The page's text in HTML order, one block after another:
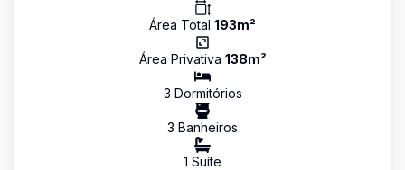
Área Total 193m²
Área Privativa 138m²
3 Dormitórios
3 Banheiros
1 Suíte